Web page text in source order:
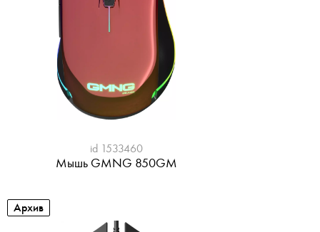
id 1533460
Мышь GMNG 850GM
Архив